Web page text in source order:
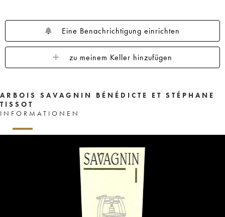
Eine Benachrichtigung einrichten
zu meinem Keller hinzufügen
ARBOIS SAVAGNIN BÉNÉDICTE ET STÉPHANE
TISSOT
INFORMATIONEN